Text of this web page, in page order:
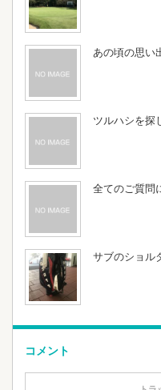
あの頃の思い
ツルハシを探
全てのご質問
サブのショル
コメント